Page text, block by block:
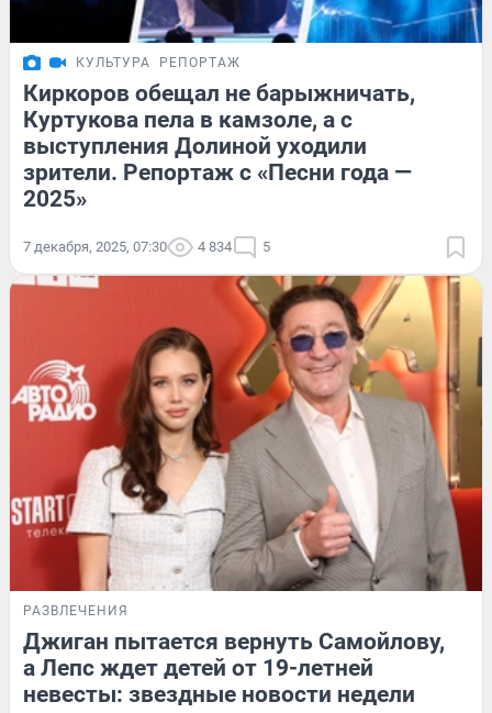
КУЛЬТУРА РЕПОРТАЖ
Киркоров обещал не барыжничать,
Куртукова пела в камзоле, а с
выступления Долиной уходили
зрители. Репортаж с «Песни года —
2025»
7 декабря, 2025, 07:30 4 834 5
РАЗВЛЕЧЕНИЯ
Джиган пытается вернуть Самойлову,
а Лепс ждет детей от 19-летней
невесты: звездные новости недели